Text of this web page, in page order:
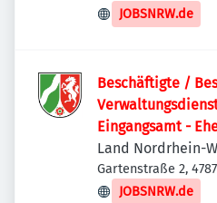
Deutschland
JOBSNRW.de
Beschäftigte /
Eingangsamt -
Land Nordrhein-
Gartenstraße 2,
JOBSNRW.de